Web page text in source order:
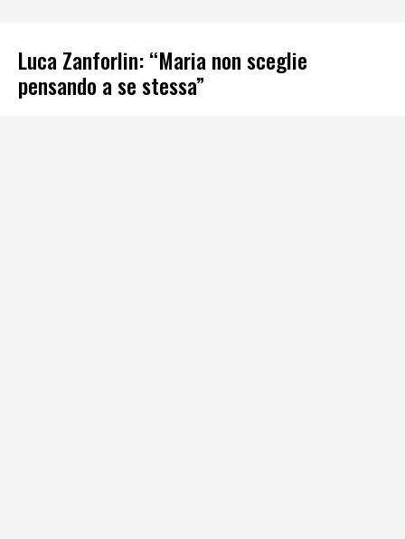
Luca Zanforlin: “Maria non sceglie
pensando a se stessa”